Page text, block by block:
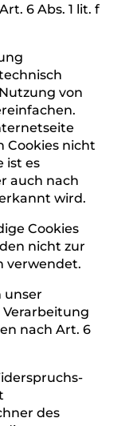
Browsers
Website
Einige
erfordern es,
auch nach
werden
6 Abs. 1 lit. f
von
nicht
ist es